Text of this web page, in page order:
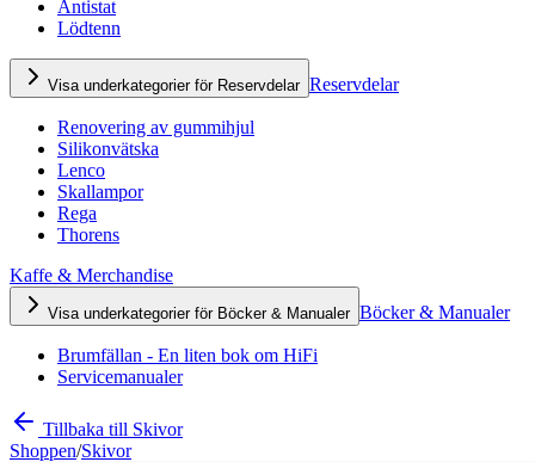
Antistat
Lödtenn
Visa underkategorier för Reservdelar Reservdelar
Renovering av gummihjul
Silikonvätska
Lenco
Skallampor
Rega
Thorens
Kaffe & Merchandise
Visa underkategorier för Böcker & Manualer Böcker & Manualer
Brumfällan - En liten bok om HiFi
Servicemanualer
Tillbaka till Skivor
Shoppen/Skivor